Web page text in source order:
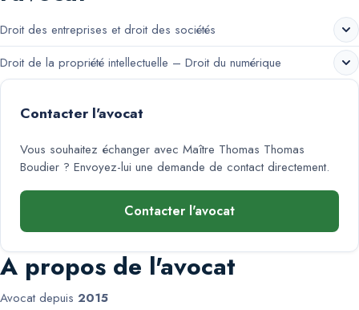
Droit des entreprises et droit des sociétés
Droit de la propriété intellectuelle – Droit du numérique
Contacter l'avocat
Vous souhaitez échanger avec Maître Thomas Thomas
Boudier ? Envoyez-lui une demande de contact directement.
Contacter l'avocat
A propos de l'avocat
Avocat depuis 2015